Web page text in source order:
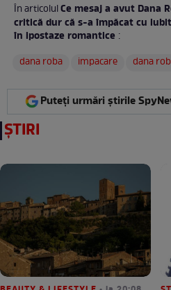
În articolulCe mesaj a avut Dana
critică dur că s-a împăcat cu
în ipostaze romantice :
dana roba
impacare dana
Puteți urmări știrile
ȘTIRI